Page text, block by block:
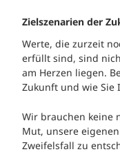
Zielszenarien der
Werte, die zurzeit
erfüllt sind, sind
am Herzen liegen.
Zukunft und wie Sie
Wir brauchen keine
Mut, unsere
Zweifelsfall zu